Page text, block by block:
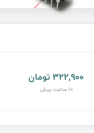
322,900 تومان
10 ساعت پیش